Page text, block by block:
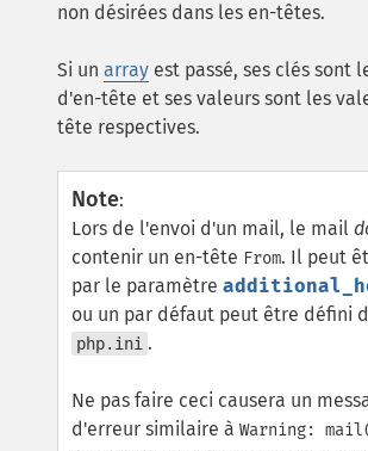
non désirées dans les en-têtes.
Si un array est passé, ses clés sont
d'en-tête et ses valeurs sont les
tête respectives.
Note:
Lors de l'envoi d'un mail, le mail
contenir un en-tête From. Il peut
par le paramètre
ou un par défaut peut être défini
php.ini .
Ne pas faire ceci causera un
d'erreur similaire à Warning: